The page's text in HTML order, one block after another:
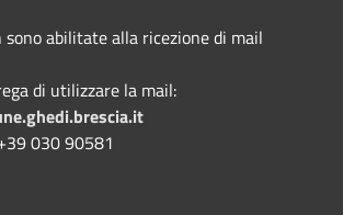
sono abilitate alla ricezione di mail
di utilizzare la mail:
030 90581